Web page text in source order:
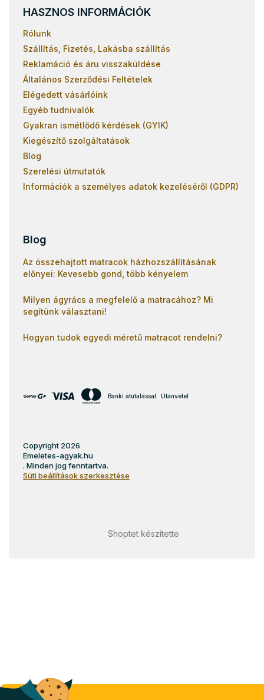
HASZNOS INFORMÁCIÓK
Rólunk
Szállítás, Fizetés, Lakásba szállítás
Reklamáció és áru visszaküldése
Általános Szerződési Feltételek
Elégedett vásárlóink
Egyéb tudnivalók
Gyakran ismétlődő kérdések (GYIK)
Kiegészítő szolgáltatások
Blog
Szerelési útmutatók
Információk a személyes adatok kezeléséről (GDPR)
Blog
Az összehajtott matracok házhozszállításának
előnyei: Kevesebb gond, több kényelem
Milyen ágyrács a megfelelő a matracához? Mi
segítünk választani!
Hogyan tudok egyedi méretű matracot rendelni?
Banki átutalással Utánvétel
Shoptet készítette
Copyright 2026
Emeletes-agyak.hu
. Minden jog fenntartva.
Süti beállítások szerkesztése